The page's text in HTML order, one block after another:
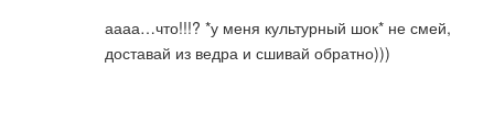
аааа…что!!!? *у меня культурный шок* не смей,
доставай из ведра и сшивай обратно)))